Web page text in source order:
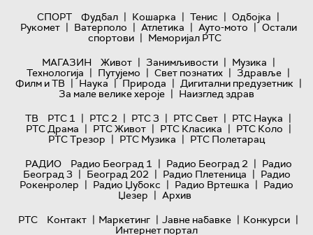
СПОРТ
Фудбал | Кошарка | Тенис | Одбојка |
Рукомет | Ватерполо | Атлетика | Ауто-мото | Остали
спортови | Меморијал РТС
МАГАЗИН
Живот | Занимљивости | Музика |
Технологијa | Путујемо | Свет познатих | Здравље |
Филм и ТВ | Наука | Природа | Дигитални предузетник |
За мале велике хероје | Наизглед здрав
ТВ
РТС 1 | РТС 2 | РТС 3 | РТС Свет | РТС Наука |
РТС Драма | РТС Живот | РТС Класика | РТС Коло |
РТС Трезор | РТС Музика | РТС Полетарац
РАДИО
Радио Београд 1 | Радио Београд 2 | Радио
Београд 3 | Београд 202 | Радио Плетеница | Радио
Рокенролер | Радио Џубокс | Радио Вртешка | Радио
Џезер | Архив
РТС
Контакт | Маркетинг | Јавне набавке | Конкурси |
Интернет портал